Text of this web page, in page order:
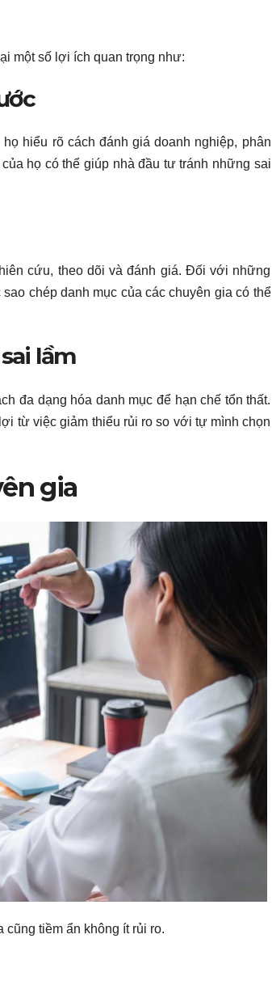
một số lợi ích quan trọng như:
hiểu rõ cách đánh giá doanh nghiệp, phân
họ có thể giúp nhà đầu tư tránh những sai
cứu, theo dõi và đánh giá. Đối với những
chép danh mục của các chuyên gia có thể
lầm
đa dạng hóa danh mục để hạn chế tổn thất.
từ việc giảm thiểu rủi ro so với tự mình chọn
gia
tiềm ẩn không ít rủi ro.